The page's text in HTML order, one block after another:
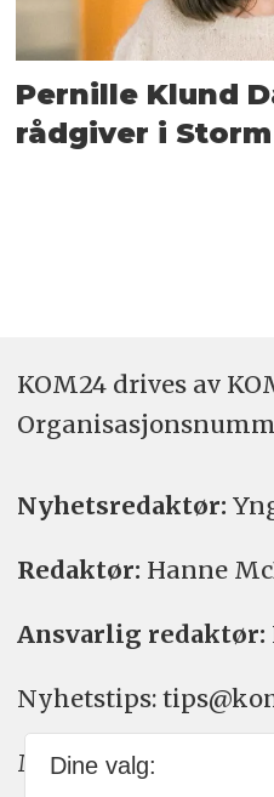
Pernille Klund
rådgiver i Storm
KOM24 drives av
Nyhetsredaktør:
Redaktør: Hanne
Ansvarlig redaktør:
Nyhetstips:
Meninger:
Dine valg: